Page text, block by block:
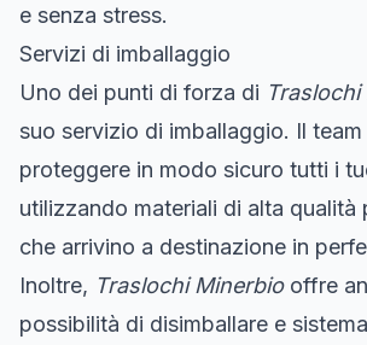
e senza stress.
Servizi di imballaggio
Uno dei punti di forza di
suo servizio di imballaggio. Il
proteggere in modo sicuro tutti i
utilizzando materiali di alta qualità
che arrivino a destinazione in
Inoltre, Traslochi Minerbiooffre
possibilità di disimballare e